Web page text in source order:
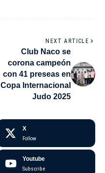
NEXT ARTICLE
Club Naco se
corona campeón
con 41 preseas en
Copa Internacional
Judo 2025
X
Follow
Youtube
Subscribe